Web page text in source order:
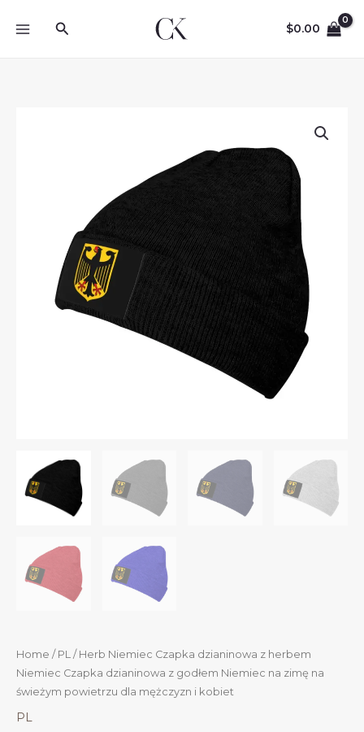
Search $0.00
Home / PL / Herb Niemiec Czapka dzianinowa z herbem
Niemiec Czapka dzianinowa z godłem Niemiec na zimę na
świeżym powietrzu dla mężczyzn i kobiet
PL